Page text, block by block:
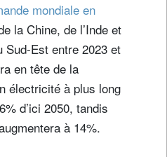
mondiale en
la Chine, de l’Inde et
Sud-Est entre 2023 et
en tête de la
électricité à plus long
d’ici 2050, tandis
à 14%.